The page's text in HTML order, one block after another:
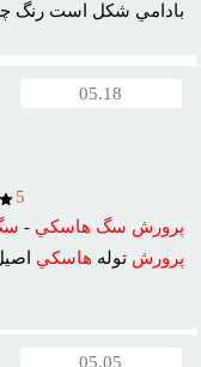
بادامي شکل است رنگ
05.18
5
پرورش سگ هاسکي -
پرورش توله هاسکي
05.05